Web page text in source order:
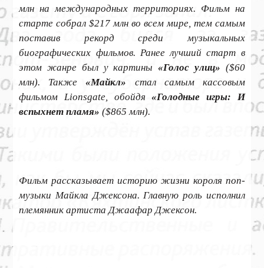
млн на международных территориях. Фильм на
старте собрал $217 млн во всем мире, тем самым
поставив рекорд среди музыкальных
биографических фильмов. Ранее лучший старт в
этом жанре был у картины «Голос улиц» ($60
млн). Также «Майкл» стал самым кассовым
фильмом Lionsgate, обойдя«Голодные игры: И
вспыхнет пламя» ($865 млн).
Фильм рассказывает историю жизни короля поп-
музыки Майкла Джексона. Главную роль исполнил
племянник артиста Джаафар Джексон.